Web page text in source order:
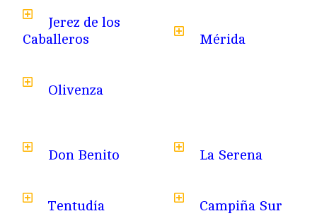
Jerez de los
Caballeros
Olivenza
Mérida
Don Benito
Tentudía
La Serena
Campiña Sur